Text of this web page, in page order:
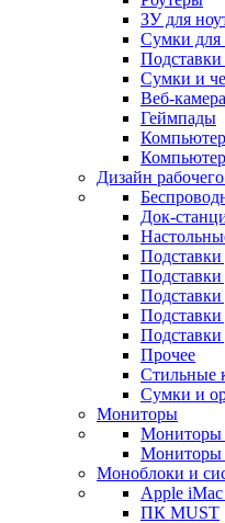
ЗУ для
Сумки для
Подставки
Сумки и
Веб-камера
Геймпады
Дизайн
Док-
Подставки
Прочее
Стильные
Сумки и
Мониторы
Мониторы
Мониторы
Моноблоки и
Apple
ПК MUST